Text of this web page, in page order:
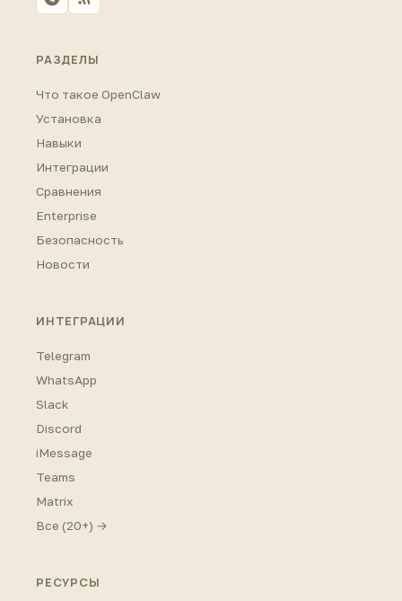
РАЗДЕЛЫ
Что такое OpenClaw
Установка
Навыки
Интеграции
Сравнения
Enterprise
Безопасность
Новости
ИНТЕГРАЦИИ
Telegram
WhatsApp
Slack
Discord
iMessage
Teams
Matrix
Все (20+) →
РЕСУРСЫ